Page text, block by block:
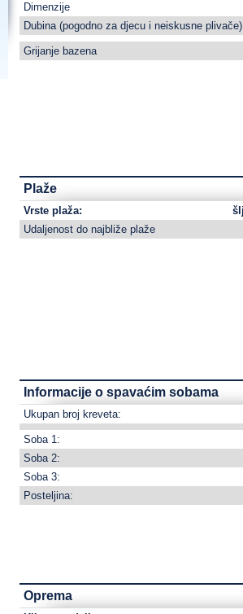
Dimenzije
Dubina (pogodno za djecu i neiskusne plivače)
Grijanje bazena
Plaže
Vrste plaža:
Udaljenost do najbliže plaže
Informacije o spavaćim sobama
Ukupan broj kreveta:
Soba 1:
Soba 2:
Soba 3:
Posteljina:
Oprema